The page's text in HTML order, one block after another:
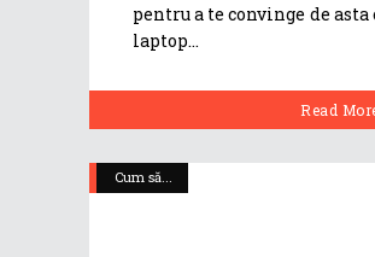
pentru a te convinge de asta
laptop
Read
Cum să...